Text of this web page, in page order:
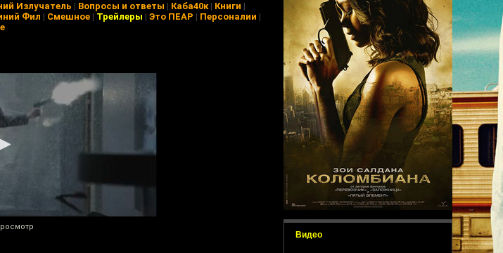
Видео
Излучатель | Вопросы и ответы | Каба40к| Книги |
Фил | Смешное | Трейлеры | Это ПЕАР | Персоналии |